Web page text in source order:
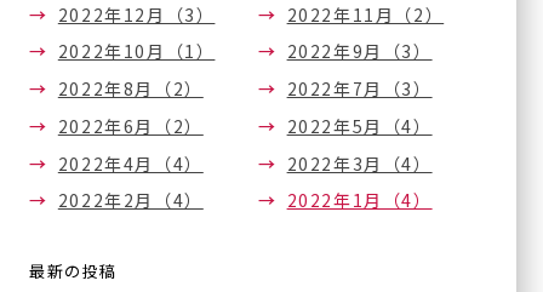
眼底レーザー治療
硝子体注射
ボツリヌス療法
（眼瞼・顔面痙攣に対する
（活動性甲状腺眼症に対す
医療関係者の方へ
採用情
（他サイト
サイトマップ
2022年12月（3）
2022年11月（2）
2022年10月（1）
2022年9月（3）
2022年8月（2）
2022年7月（3）
2022年6月（2）
2022年5月（4）
2022年4月（4）
2022年3月（4）
2022年2月（4）
2022年1月（4）
最新の投稿